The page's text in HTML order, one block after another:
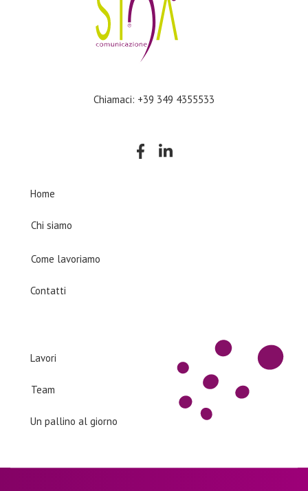
Chiamaci: +39 349 4355533
Home
Chi siamo
Come lavoriamo
Contatti
Lavori
Team
Un pallino al giorno